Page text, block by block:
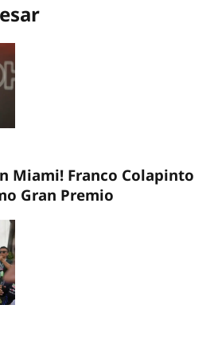
Miami! Franco Colapinto
Gran Premio